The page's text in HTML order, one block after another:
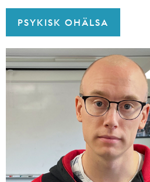
PSYKISK OHÄLSA